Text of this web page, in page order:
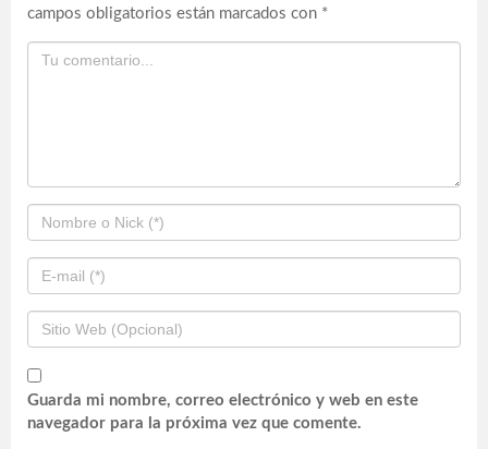
campos obligatorios están marcados con *
Guarda mi nombre, correo electrónico y web en este
navegador para la próxima vez que comente.